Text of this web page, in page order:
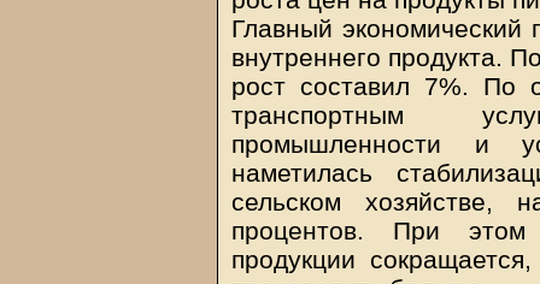
Главный экономический
внутреннего продукта.
рост составил 7%. По
транспортным
промышленности и
наметилась
сельском
процентов. При этом
продукции